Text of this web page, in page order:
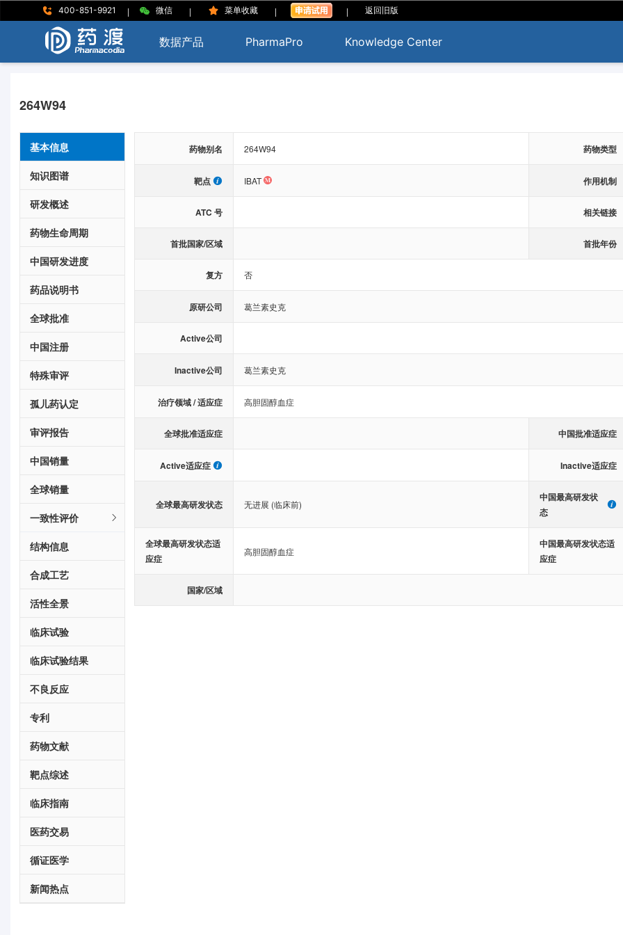
400-851-9921 | 微信 | 菜单收藏 | | 返回旧版
数据产品 PharmaPro Knowledge Center
264W94
基本信息
知识图谱
研发概述
药物生命周期
中国研发进度
药品说明书
全球批准
中国注册
特殊审评
孤儿药认定
审评报告
中国销量
全球销量
一致性评价
结构信息
合成工艺
活性全景
临床试验
临床试验结果
不良反应
专利
药物文献
靶点综述
临床指南
医药交易
循证医学
新闻热点
药物别名 264W94 药物类型
靶点 IBAT 作用机制
ATC 号 相关链接
首批国家/区域 首批年份
复方 否
原研公司 葛兰素史克
Active公司
Inactive公司 葛兰素史克
治疗领域 / 适应症 高胆固醇血症
全球批准适应症 中国批准适应症
Active适应症 Inactive适应症
全球最高研发状态 无进展 (临床前)
中国最高研发状
态
全球最高研发状态适
应症
高胆固醇血症
中国最高研发状态适
应症
国家/区域